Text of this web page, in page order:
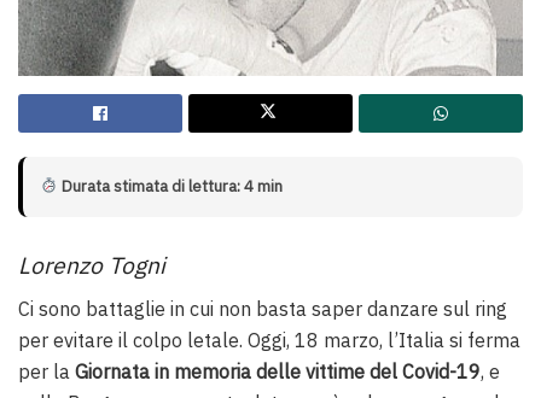
Durata stimata di lettura: 4 min
Lorenzo Togni
Ci sono battaglie in cui non basta saper danzare sul ring
per evitare il colpo letale. Oggi, 18 marzo, l’Italia si ferma
per la Giornata in memoria delle vittime del Covid-19, e